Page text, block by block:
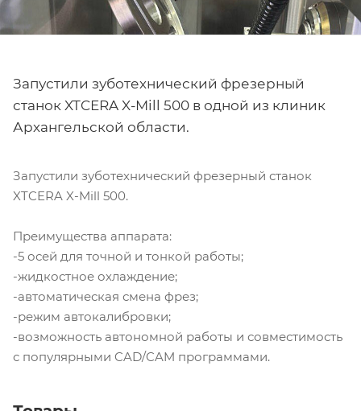
Запустили зуботехнический фрезерный
станок XTCERA X-Mill 500 в одной из клиник
Архангельской области.
Запустили зуботехнический фрезерный станок
XTCERA X-Mill 500.
Преимущества аппарата:
-5 осей для точной и тонкой работы;
-жидкостное охлаждение;
-автоматическая смена фрез;
-режим автокалибровки;
-возможность автономной работы и совместимость
с популярными CAD/CAM программами.